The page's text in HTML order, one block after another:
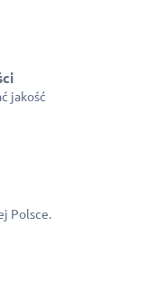
jakość
Polsce.